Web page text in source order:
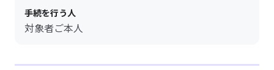
手続を行う人
対象者ご本人